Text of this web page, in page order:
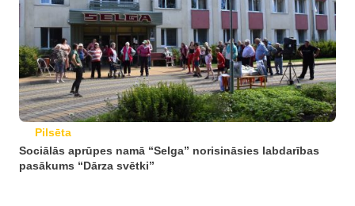
Pilsēta
Sociālās aprūpes namā “Selga” norisināsies labdarības
pasākums “Dārza svētki”